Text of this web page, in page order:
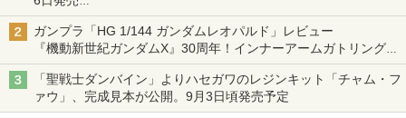
チューバ、テナサクなど5種各3色
ガンプラ「HG 1/144 ガンダムレオパルド」レビュー
『機動新世紀ガンダムX』30周年！インナーアームガトリングの
変形機構まで再現し最新フォーマットでキット化！
「聖戦士ダンバイン」よりハセガワのレジンキット「チャム・フ
ァウ」、完成見本が公開。9月3日頃発売予定